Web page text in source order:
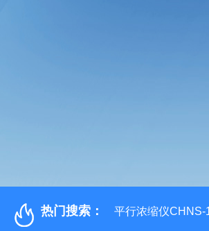
热门搜索： 平行浓缩仪CHNS-